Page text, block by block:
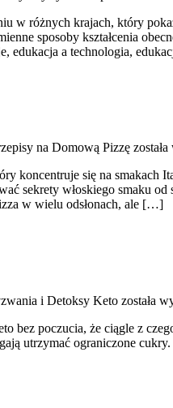
w różnych krajach, który
sposoby kształcenia
edukacja a technologia,
na Domową Pizzę została
koncentruje się na smakach
sekrety włoskiego smaku
w wielu odsłonach, ale […]
i Detoksy Keto została
bez poczucia, że ciągle z
utrzymać ograniczone